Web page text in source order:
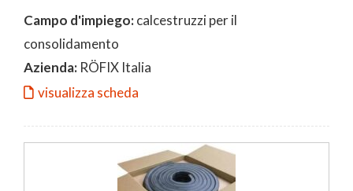
Campo d'impiego:calcestruzzi per il
consolidamento
Azienda: RÖFIX Italia
visualizza scheda